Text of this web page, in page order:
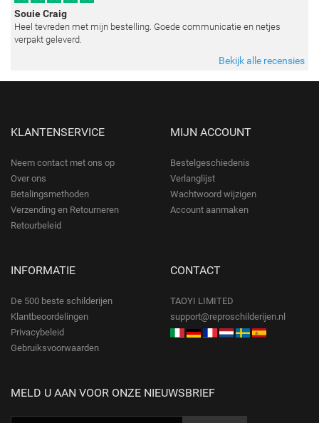
Souie Craig
Heel tevreden met mijn bestelling. Goede communicatie en netjes
verpakt geleverd.
Bekijk alle recensies
KLANTENSERVICE
Neem contact met ons op
Over ons
Betalingsmethoden
Verzending en Retourneren
Retourbeleid
MIJN ACCOUNT
Bestelgeschiedenis
Verlanglijst
Wachtwoord wijzigen
Account aanmaken
INFORMATIE
De 500 beste schilderijen
Klantbeoordelingen
Privacybeleid
Gebruiksvoorwaarden
CONTACT
TAOYI LIMITED
support@reproschilderijen.nl
MELD U AAN VOOR ONZE NIEUWSBRIEF